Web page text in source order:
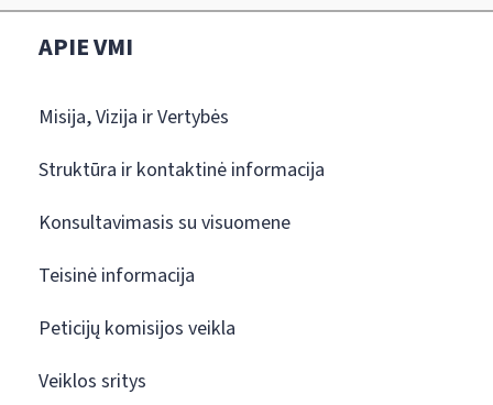
APIE VMI
Misija, Vizija ir Vertybės
Struktūra ir kontaktinė informacija
Konsultavimasis su visuomene
Teisinė informacija
Peticijų komisijos veikla
Veiklos sritys